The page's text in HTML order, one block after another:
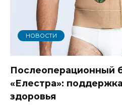
НОВОСТИ
Послеоперационный
«Елестра»:
здоровья